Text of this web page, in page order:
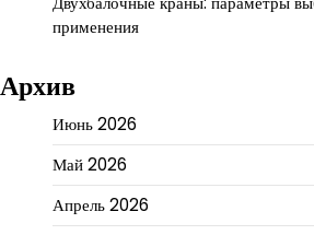
применения
Архив
Июнь 2026
Май 2026
Апрель 2026